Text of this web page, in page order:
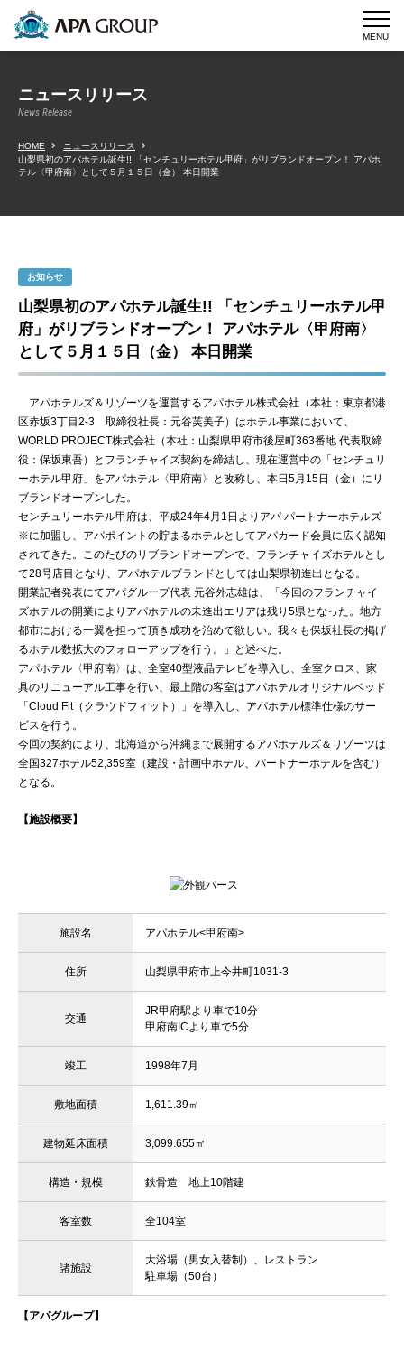
MENU
ニュースリリース
News Release
HOME
ニュースリリース
山梨県初のアパホテル誕生!! 「センチュリーホテル甲府」がリブランドオープン！ アパホ
テル〈甲府南〉として５月１５日（金） 本日開業
お知らせ
山梨県初のアパホテル誕生!! 「センチュリーホテル甲
府」がリブランドオープン！ アパホテル〈甲府南〉
として５月１５日（金） 本日開業
アパホテルズ＆リゾーツを運営するアパホテル株式会社（本社：東京都港
区赤坂3丁目2-3 取締役社長：元谷芙美子）はホテル事業において、
WORLD PROJECT株式会社（本社：山梨県甲府市後屋町363番地 代表取締
役：保坂東吾）とフランチャイズ契約を締結し、現在運営中の「センチュリ
ーホテル甲府」をアパホテル〈甲府南〉と改称し、本日5月15日（金）にリ
ブランドオープンした。
センチュリーホテル甲府は、平成24年4月1日よりアパ パートナーホテルズ
※に加盟し、アパポイントの貯まるホテルとしてアパカード会員に広く認知
されてきた。このたびのリブランドオープンで、フランチャイズホテルとし
て28号店目となり、アパホテルブランドとしては山梨県初進出となる。
開業記者発表にてアパグループ代表 元谷外志雄は、「今回のフランチャイ
ズホテルの開業によりアパホテルの未進出エリアは残り5県となった。地方
都市における一翼を担って頂き成功を治めて欲しい。我々も保坂社長の掲げ
るホテル数拡大のフォローアップを行う。」と述べた。
アパホテル〈甲府南〉は、全室40型液晶テレビを導入し、全室クロス、家
具のリニューアル工事を行い、最上階の客室はアパホテルオリジナルベッド
「Cloud Fit（クラウドフィット）」を導入し、アパホテル標準仕様のサー
ビスを行う。
今回の契約により、北海道から沖縄まで展開するアパホテルズ＆リゾーツは
全国327ホテル52,359室（建設・計画中ホテル、パートナーホテルを含む）
となる。
【施設概要】
施設名 アパホテル<甲府南>
住所 山梨県甲府市上今井町1031-3
交通
JR甲府駅より車で10分
甲府南ICより車で5分
竣工 1998年7月
敷地面積 1,611.39㎡
建物延床面積 3,099.655㎡
構造・規模 鉄骨造 地上10階建
客室数 全104室
諸施設
大浴場（男女入替制）、レストラン
駐車場（50台）
【アパグループ】